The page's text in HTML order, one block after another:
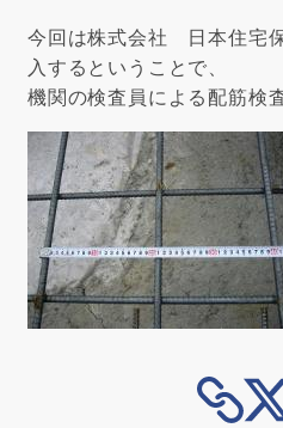
今回は株式会社 日本住宅
入するということで、
機関の検査員による配筋検